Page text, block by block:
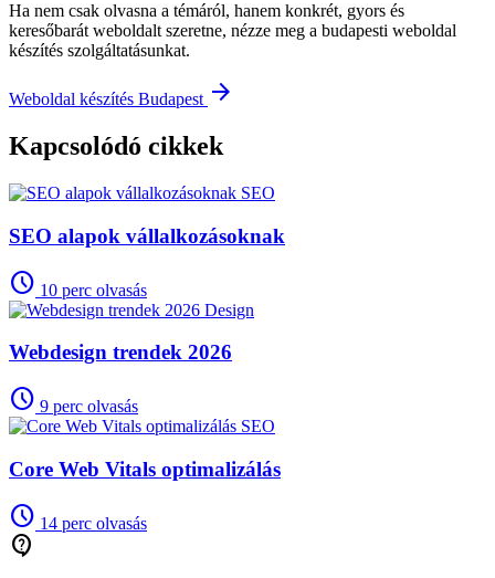
Ha nem csak olvasna a témáról, hanem konkrét, gyors és
keresőbarát weboldalt szeretne, nézze meg a budapesti weboldal
készítés szolgáltatásunkat.
Weboldal készítés Budapest arrow_forward
Kapcsolódó cikkek
SEO
SEO alapok vállalkozásoknak
schedule 10 perc olvasás
Design
Webdesign trendek 2026
schedule 9 perc olvasás
SEO
Core Web Vitals optimalizálás
schedule 14 perc olvasás
contact_support